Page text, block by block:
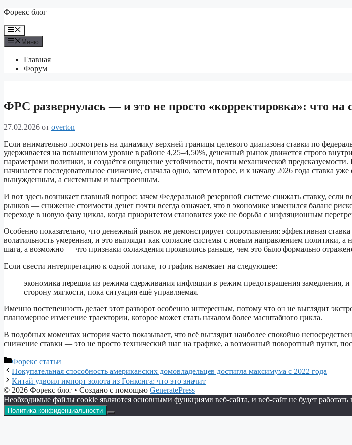
Перейти
содержимому
Форекс блог
Меню
Меню
Главная
Форум
ФРС развернулась — и это не просто «корректировка»: что на
27.02.2026 от overton
Если внимательно посмотреть на динамику верхней границы целевого диапазона ставки по
удерживается на повышенном уровне в районе 4,25–4,50%, денежный рынок движется строго
параметрами политики, и создаётся ощущение устойчивости, почти механической
начинается последовательное снижение, сначала одно, затем второе, и к началу 2026 года ставка
вынужденным, а системным и выстроенным.
И вот здесь возникает главный вопрос: зачем Федеральной резервной системе снижать ставку,
рынков — снижение стоимости денег почти всегда означает, что в экономике изменился баланс
переходе в новую фазу цикла, когда приоритетом становится уже не борьба с инфляционным
Особенно показательно, что денежный рынок не демонстрирует сопротивления: эффективная
волатильность умеренная, и это выглядит как согласие системы с новым направлением политики, а
шага, а возможно — что признаки охлаждения проявились раньше, чем это было формально
Если свести интерпретацию к одной логике, то график намекает на следующее:
экономика перешла из режима сдерживания инфляции в режим предотвращения замедления,
сторону мягкости, пока ситуация ещё управляемая.
Именно постепенность делает этот разворот особенно интересным, потому что он не выглядит
планомерное изменение траектории, которое может стать началом более масштабного цикла.
В подобных моментах история часто показывает, что всё выглядит наиболее спокойно
снижение ставки — это не просто технический шаг на графике, а возможный поворотный пункт,
Рубрики
Форекс статьи
Покупательная способность американских домовладельцев достигла максимума с 2022 года
Китай удвоил импорт золота из Гонконга: что это значит
© 2026 Форекс блог • Создано с помощью GeneratePress
Необходимые файлы cookie являются основными функциями веб-сайта, и веб-сайт не будет
Политика конфиденциальности